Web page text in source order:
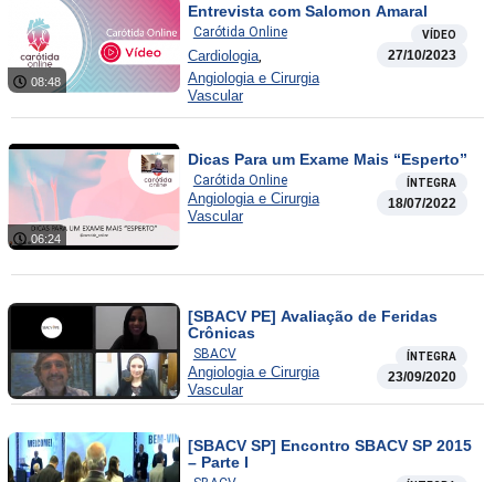
08:48
Entrevista com Salomon Amaral
Carótida Online VÍDEO
Cardiologia,
Angiologia e Cirurgia
Vascular
27/10/2023
06:24
Dicas Para um Exame Mais “Esperto”
Carótida Online ÍNTEGRA
Angiologia e Cirurgia
Vascular
18/07/2022
[SBACV PE] Avaliação de Feridas
Crônicas
SBACV ÍNTEGRA
Angiologia e Cirurgia
Vascular
23/09/2020
[SBACV SP] Encontro SBACV SP 2015
– Parte I